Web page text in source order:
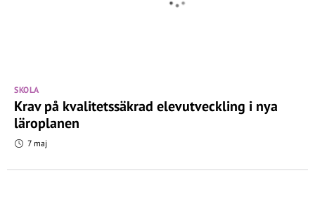
SKOLA
Krav på kvalitetssäkrad elevutveckling i nya
läroplanen
7 maj